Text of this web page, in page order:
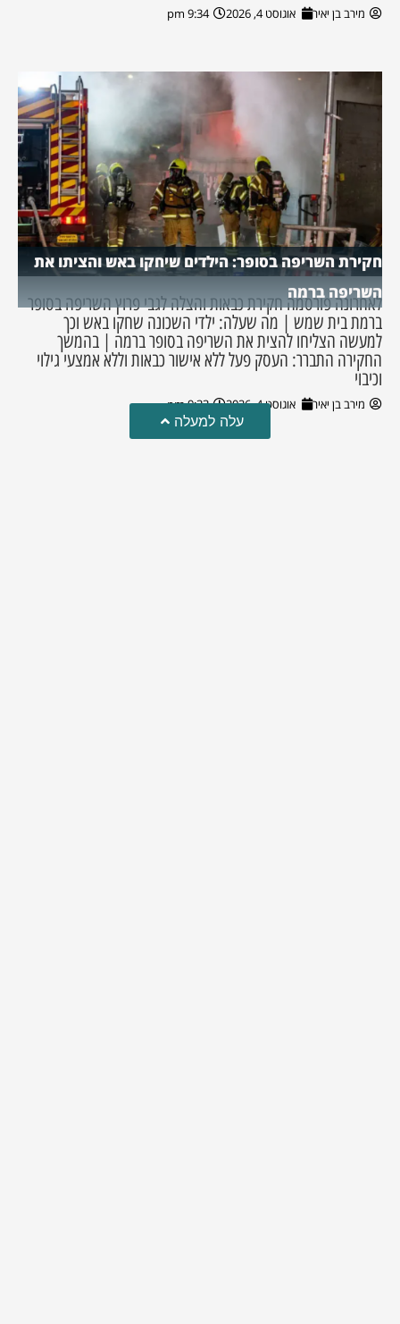
מירב בן יאיר אוגוסט 4, 2026 9:34 pm
חקירת השריפה בסופר: הילדים שיחקו באש והציתו את
השריפה ברמה
לאחרונה פורסמה חקירת כבאות והצלה לגבי פרוץ השריפה בסופר
ברמת בית שמש | מה שעלה: ילדי השכונה שחקו באש וכך
למעשה הצליחו להצית את השריפה בסופר ברמה | בהמשך
החקירה התברר: העסק פעל ללא אישור כבאות וללא אמצעי גילוי
וכיבוי
מירב בן יאיר אוגוסט 4, 2026 9:33 pm
עלה למעלה